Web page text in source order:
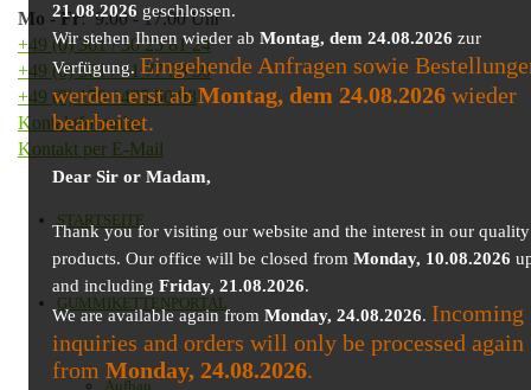
Mo -Fr: 9.00 - 17.00 Uhr
+49 (0) 361 / 30 25 81 24
+49 (0) 361 / 41 77 03 30
+49 (0) 179 / 425 50 98
Kontaktformular
Kontakt per E-Mail
STARTSEITE
GUMMIKETTENPORTAL
Aufbau
21.08.2026 geschlossen.
Wir stehen Ihnen wieder ab Montag, dem 24.08.2026 zur
Verfügung.Eingehende Anfragen sowie
werden erst abMontag, dem 24.08.2026wieder
bearbeitet.
Dear Sir or Madam,
Thank you for visiting our website and the interest in our quality
products. Our office will be closed from Monday, 10.08.2026
and including Friday, 21.08.2026.
We are available again from Monday, 24.08.2026. Incoming
inquiries and orders will only be processed again
from Monday, 24.08.2026.